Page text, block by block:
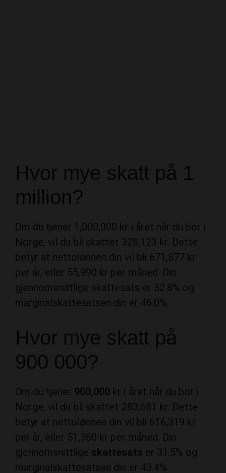
Hvor mye skatt på 1
million?
Om du tjener 1,000,000 kr i året når du bor i
Norge, vil du bli skattet 328,123 kr. Dette
betyr at nettolønnen din vil bli 671,877 kr
per år, eller 55,990 kr per måned. Din
gjennomsnittlige skattesats er 32.8% og
marginalskattesatsen din er 46.0%.
Hvor mye skatt på
900 000?
Om du tjener 900,000 kr i året når du bor i
Norge, vil du bli skattet 283,681 kr. Dette
betyr at nettolønnen din vil bli 616,319 kr
per år, eller 51,360 kr per måned. Din
gjennomsnittlige skattesats er 31.5% og
marginalskattesatsen din er 43.4%.